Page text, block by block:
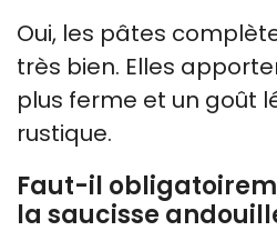
Oui, les pâtes
très bien. Elles
plus ferme et un goût
rustique.
Faut-il
la saucisse